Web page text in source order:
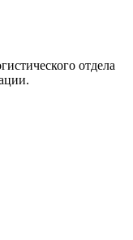
отдела